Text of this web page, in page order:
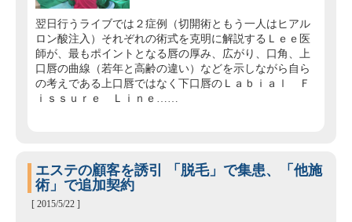
翌日行うライブでは２症例（切開術ともう一人はヒアル
ロン酸注入）それぞれの術式を克明に解説するＬｅｅ医
師が、最もポイントとなる唇の厚み、広がり、口角、上
口唇の曲線（若年と高齢の違い）などを示しながら自ら
の考えである上口唇ではなく下口唇のＬａｂｉａｌ Ｆ
ｉｓｓｕｒｅ Ｌｉｎｅ……
エステの顧客を誘引 「脱毛」で集患、「他施
術」で追加契約
[ 2015/5/22 ]